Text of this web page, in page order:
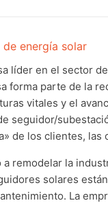
energía solar
líder en el sector
forma parte de la
vitales y el
seguidor/
de los clientes, las
a remodelar la
solares
La